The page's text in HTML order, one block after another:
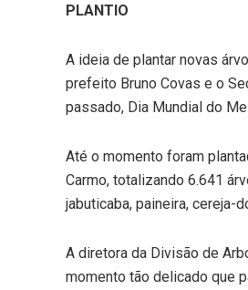
PLANTIO
A ideia de plantar novas
prefeito Bruno Covas e o
passado, Dia Mundial do
Até o momento foram
Carmo, totalizando 6.641
jabuticaba, paineira, cereja-
A diretora da Divisão de
momento tão delicado que